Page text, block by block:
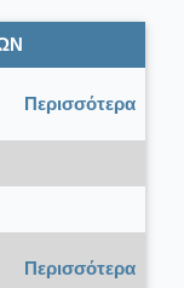
Περισσότερα
Περισσότερα